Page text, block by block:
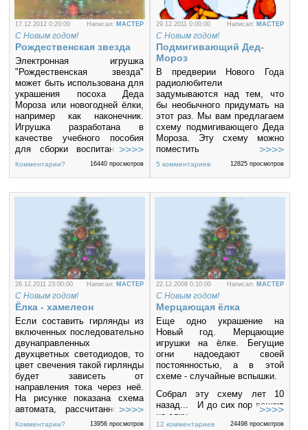
Поэтому я подготовил
простую схему, которая
может совместить красоту
мерцающего пламени свечи и
электрическую лампу.
Устройство собрано в виде
фонарика, подсветка из 4
светодиодов имитирует
мерцание пламени свечи.
17.12.2012 0:20:00 Написал: MACTEP
С Новым годом!
Рождественская звезда
Электронная игрушка
"Рождественская звезда"
может быть использована для
украшения посоха Деда
Мороза или новогодней ёлки,
например как наконечник.
Игрушка разработана в
качестве учебного пособия
для сборки воспитанниками
кружка радиоконструирования
Житомирского городского
творчества учащейся
молодёжи при изучении
раздела программы
"Генераторы электрических
колебаний и устройства на их
Комментарии? 16440 просмотров
29.12.2011 0:00:00 Написал: MACTEP
С Новым годом!
Подмигивающий Дед-
Мороз
В предверии Нового Года
радиолюбители
задумываются над тем, что
бы необычного придумать на
этот раз. Мы вам предлагаем
схему подмигивающего Деда
Мороза. Эту схему можно
поместить внутрь
игрушечного деда-мороза или
может быть, какой-нибудь
подносите руку к этому
«существу», оно начинает
энергично сверкать глазами.
Схема состоит из
фотодатчика, действующего
на отражение и
использующего
инфракрасные лучи, и
мультивибратора,
генерирующего
противофазные сигналы,
которые посредством
транзисторных ключей
управляют светодиодами.
5 комментариев 12825 просмотров
26.12.2011 23:00:00 Написал: MACTEP
С Новым годом!
Ёлка - хамелеон
Если составить гирлянды из
включенных последовательно
двунаправленных
двухцветных светодиодов, то
цвет свечения такой гирлянды
будет зависеть от
направления тока через неё.
На рисунке показана схема
автомата, рассчитанного на
работу с четырьмя такими
Комментарии? 13956 просмотров
22.12.2008 0:10:00 Написал: MACTEP
С Новым годом!
Мерцающая ёлка
Еще одно украшение на
Новый год. Мерцающие
игрушки на ёлке. Бегущие
огни надоедают своей
постоянностью, а в этой
схеме - случайные вспышки.
Собрал эту схему лет 10
назад... И до сих пор вешаю
на елку...
12 комментариев 24498 просмотров